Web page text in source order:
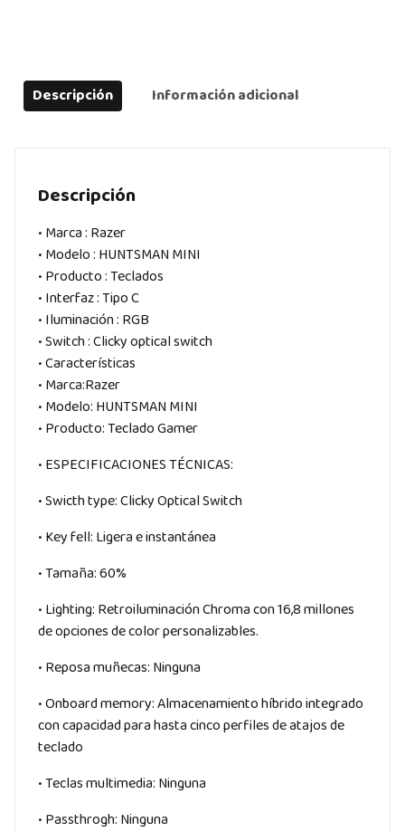
ESPAÑOL
quantity
Descripción Información adicional
Descripción
• Marca : Razer
• Modelo : HUNTSMAN MINI
• Producto : Teclados
• Interfaz : Tipo C
• Iluminación : RGB
• Switch : Clicky optical switch
• Características
• Marca:Razer
• Modelo: HUNTSMAN MINI
• Producto: Teclado Gamer
• ESPECIFICACIONES TÉCNICAS:
• Swicth type: Clicky Optical Switch
• Key fell: Ligera e instantánea
• Tamaña: 60%
• Lighting: Retroiluminación Chroma con 16,8 millones
de opciones de color personalizables.
• Reposa muñecas: Ninguna
• Onboard memory: Almacenamiento híbrido integrado
con capacidad para hasta cinco perfiles de atajos de
teclado
• Teclas multimedia: Ninguna
• Passthrogh: Ninguna